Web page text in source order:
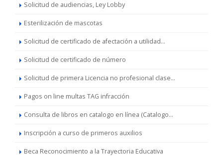
Solicitud de audiencias, Ley Lobby
Esterilización de mascotas
Solicitud de certificado de afectación a utilidad...
Solicitud de certificado de número
Solicitud de primera Licencia no profesional clase...
Pagos on line multas TAG infracción
Consulta de libros en catalogo en línea (Catalogo...
Inscripción a curso de primeros auxilios
Beca Reconocimiento a la Trayectoria Educativa